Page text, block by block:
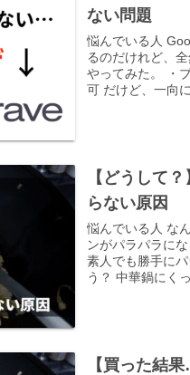
ない問題
悩んでいる人
るのだけれど、
やってみた。 ・
可 だけど、一向
【どうして
らない原因
悩んでいる人 な
ンがパラパラに
素人でも勝手に
う？ 中華鍋にく
【買った結